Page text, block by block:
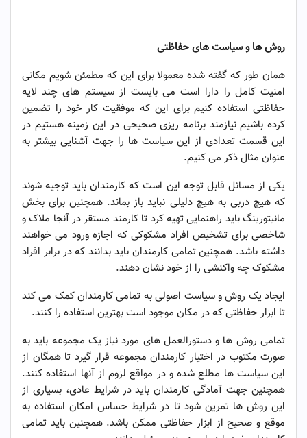
روش ها و سیاست های حفاظتی
همان طور که گفته شده معمولا برای این که مطمئن شویم مکانی
امنیت کامل را دارا است می بایست از سیستم های چند لایه
حفاظتی استفاده کنیم برای این که موفقیت کار خود را تضمین
کرده باشیم نیازمند برنامه ریزی صحیحی در این زمینه هستیم در
این قسمت تعدادی از این سیاست ها را جهت آشنایی بیشتر به
عنوان مثال ذکر می کنیم.
یکی از مسائل قابل توجه این است که کارمندان باید توجیه شوند
که هیچ دربی به هیچ دلیلی نباید باز بماند. همچنین برای بخش
مانیتورینگ باید راهنمایی تهیه کرد تا کارمند مستقر در آنجا ملاک و
شاخصی برای تشخیص افراد مشکوکی که اجازه ورود می خواهند
داشته باشد. همچنین تمامی کارمندان باید بدانند که در برابر افراد
مشکوک چه واکنشی را از خود نشان دهند.
ایجاد یک روش و سیاست اصولی به تمامی کارمندان کمک می کند
تا ابزار حفاظتی که در مکان موجود است بهترین استفاده را کنند.
تمامی روش ها و دستورالعمل های مورد نیاز یک مجموعه باید به
صورت مکتوب در اختیار کارمندان مجموعه قرار گیرد تا همگان از
این سیاست ها مطلع شده و در مواقع لزوم از آنها استفاده کنند.
همچنین جهت آمادگی کارمندان باید در شرایط عادی، بسیاری از
این روش ها تمرین شود تا در شرایط حساس امکان استفاده به
موقع و صحیح از ابزار حفاظتی ممکن باشد. همچنین باید تمامی